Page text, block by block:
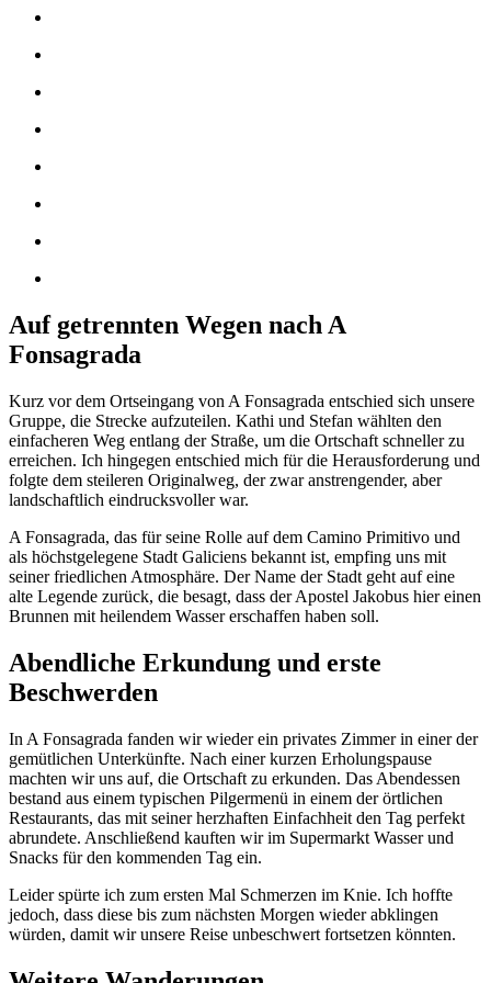
Auf getrennten Wegen nach A
Fonsagrada
Kurz vor dem Ortseingang von A Fonsagrada entschied sich unsere
Gruppe, die Strecke aufzuteilen. Kathi und Stefan wählten den
einfacheren Weg entlang der Straße, um die Ortschaft schneller zu
erreichen. Ich hingegen entschied mich für die Herausforderung und
folgte dem steileren Originalweg, der zwar anstrengender, aber
landschaftlich eindrucksvoller war.
A Fonsagrada, das für seine Rolle auf dem Camino Primitivo und
als höchstgelegene Stadt Galiciens bekannt ist, empfing uns mit
seiner friedlichen Atmosphäre. Der Name der Stadt geht auf eine
alte Legende zurück, die besagt, dass der Apostel Jakobus hier einen
Brunnen mit heilendem Wasser erschaffen haben soll.
Abendliche Erkundung und erste
Beschwerden
In A Fonsagrada fanden wir wieder ein privates Zimmer in einer der
gemütlichen Unterkünfte. Nach einer kurzen Erholungspause
machten wir uns auf, die Ortschaft zu erkunden. Das Abendessen
bestand aus einem typischen Pilgermenü in einem der örtlichen
Restaurants, das mit seiner herzhaften Einfachheit den Tag perfekt
abrundete. Anschließend kauften wir im Supermarkt Wasser und
Snacks für den kommenden Tag ein.
Leider spürte ich zum ersten Mal Schmerzen im Knie. Ich hoffte
jedoch, dass diese bis zum nächsten Morgen wieder abklingen
würden, damit wir unsere Reise unbeschwert fortsetzen könnten.